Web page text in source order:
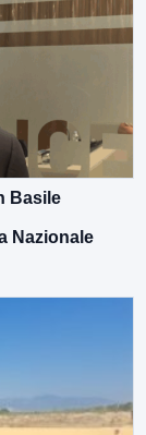
Basile
Nazionale